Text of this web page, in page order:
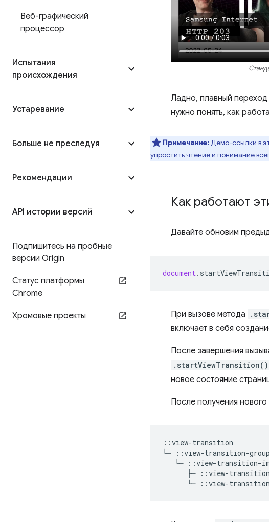
Веб-графический
процессор
Испытания
происхождения
Устаревание
Больше не преследуя
Рекомендации
API истории версий
Подпишитесь на пробные
версии Origin
Статус платформы
Chrome
Хромовые проекты
Ладно, плавный переход
нужно понять, как
Примечание:Демо-ссылки в
упростить чтение и понимание
Как работают
Давайте обновим
document.
При вызове метода
включает в себя
После завершения
.startViewTransition()
новое состояние
После получения
::view-transition